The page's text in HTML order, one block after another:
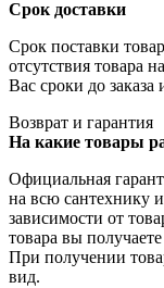
Срок доставки
Срок поставки
отсутствия товара
Вас сроки до заказа
Возврат и гарантия
На какие товары
Официальная
на всю сантехнику и
зависимости от
товара вы
При получении
вид.